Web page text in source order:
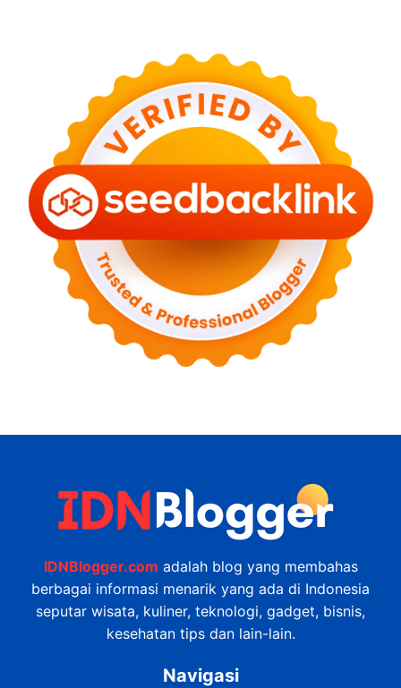
IDNBlogger.com adalah blog yang membahas
berbagai informasi menarik yang ada di Indonesia
seputar wisata, kuliner, teknologi, gadget, bisnis,
kesehatan tips dan lain-lain.
Navigasi